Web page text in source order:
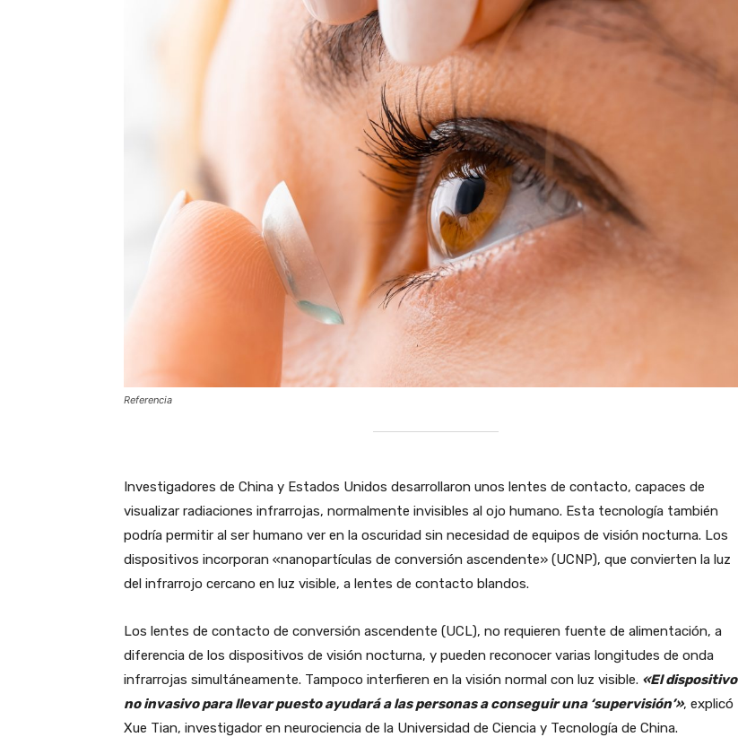
Referencia
Investigadores de China y Estados Unidos desarrollaron unos lentes de contacto, capaces de
visualizar radiaciones infrarrojas, normalmente invisibles al ojo humano. Esta tecnología también
podría permitir al ser humano ver en la oscuridad sin necesidad de equipos de visión nocturna. Los
dispositivos incorporan «nanopartículas de conversión ascendente» (UCNP), que convierten la luz
del infrarrojo cercano en luz visible, a lentes de contacto blandos.
Los lentes de contacto de conversión ascendente (UCL), no requieren fuente de alimentación, a
diferencia de los dispositivos de visión nocturna, y pueden reconocer varias longitudes de onda
infrarrojas simultáneamente. Tampoco interfieren en la visión normal con luz visible. «El dispositivo
no invasivo para llevar puesto ayudará a las personas a conseguir una ‘supervisión’», explicó
Xue Tian, investigador en neurociencia de la Universidad de Ciencia y Tecnología de China.